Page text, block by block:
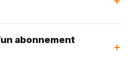
abonnement